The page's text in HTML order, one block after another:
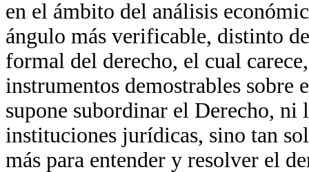
en el ámbito del análisis
ángulo más verificable, distinto
formal del derecho, el cual
instrumentos demostrables sobre
supone subordinar el Derecho, ni
instituciones jurídicas, sino tan
más para entender y resolver el